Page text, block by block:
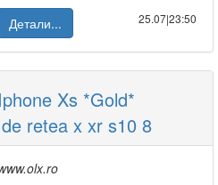
Детали...
25.07|23:50
Xs *Gold*
retea x xr s10 8